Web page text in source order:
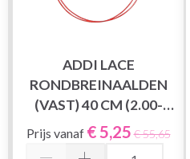
ADDI LACE
RONDBREINAALDEN
(VAST) 40 CM (2.00-
8.00MM)
Prijs vanaf € 5,25 € 55,65